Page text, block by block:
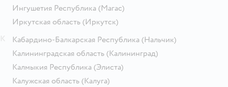
Ингушетия Республика (Магас)
Иркутская область (Иркутск)
Кабардино-Балкарская Республика (Нальчик)
Калининградская область (Калининград)
Калмыкия Республика (Элиста)
Калужская область (Калуга)